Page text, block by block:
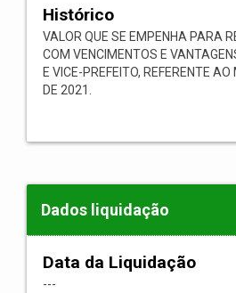
Histórico
VALOR QUE SE EMPENHA PARA
COM VENCIMENTOS E
E VICE-PREFEITO, REFERENTE
DE 2021.
Dados liquidação
Data da Liquidação
---